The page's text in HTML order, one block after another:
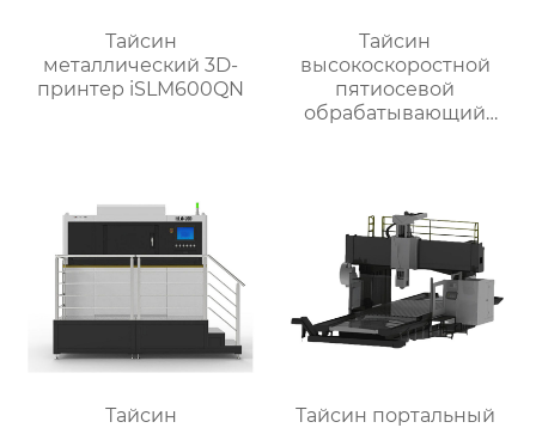
Тайсин
металлический 3D-
принтер iSLM600QN
Тайсин
высокоскоростной
пятиосевой
обрабатывающий
Тайсин
Тайсин портальный